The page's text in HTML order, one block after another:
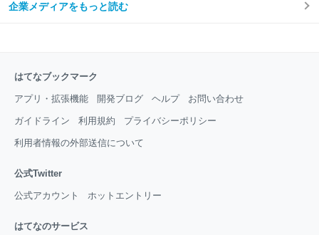
企業メディアをもっと読む
はてなブックマーク
アプリ・拡張機能 開発ブログ ヘルプ お問い合わせ
ガイドライン 利用規約 プライバシーポリシー
利用者情報の外部送信について
公式Twitter
公式アカウント ホットエントリー
はてなのサービス